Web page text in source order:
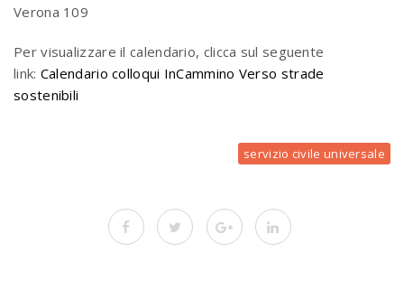
Verona 109
Per visualizzare il calendario, clicca sul seguente
link: Calendario colloqui InCammino Verso strade
sostenibili
servizio civile universale